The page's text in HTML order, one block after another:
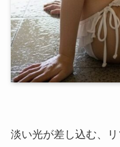
淡い光が差し込む、